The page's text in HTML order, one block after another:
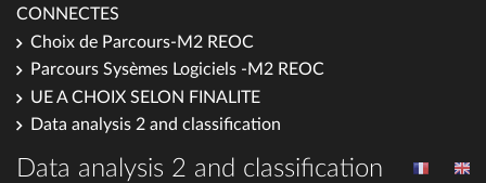
CONNECTES
Choix de Parcours-M2 REOC
Parcours Sysèmes Logiciels -M2 REOC
UE A CHOIX SELON FINALITE
Data analysis 2 and classification
Data analysis 2 and classification